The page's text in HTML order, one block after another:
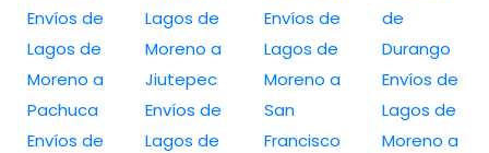
Envíos de
Lagos de
Moreno a
Pachuca
Envíos de
Lagos de
Moreno a
Jiutepec
Envíos de
Lagos de
Envíos de
Lagos de
Moreno a
San
Francisco
de
Durango
Envíos de
Lagos de
Moreno a